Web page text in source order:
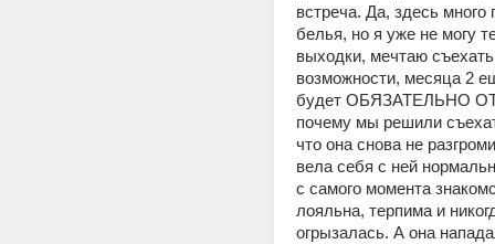
встреча. Да, здесь много
белья, но я уже не могу
выходки, мечтаю
возможности, месяца 2
будет ОБЯЗАТЕЛЬНО
почему мы решили
что она снова не
вела себя с ней
с самого момента
лояльна, терпима и
огрызалась. А она